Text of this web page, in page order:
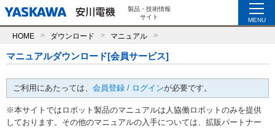
製品・技術情報
サイト
MENU
HOME ダウンロード マニュアル
マニュアルダウンロード[会員サービス]
ご利用にあたっては、 会員登録 / ログインが必要です。
※本サイトではロボット製品のマニュアルは人協働ロボットのみを提供
しております。その他のマニュアルの入手については、拡販パートナー